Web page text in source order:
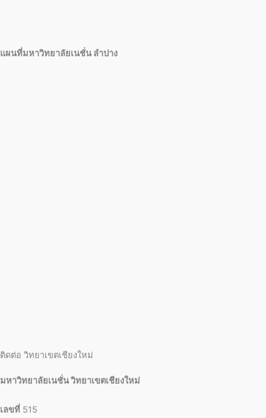
แผนที่มหาวิทยาลัยเนชั่น ลำปาง
ติดต่อ วิทยาเขตเชียงใหม่
มหาวิทยาลัยเนชั่น วิทยาเขตเชียงใหม่
เลขที่ 515